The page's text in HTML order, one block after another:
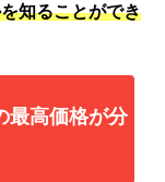
知ることができ
最高価格が分